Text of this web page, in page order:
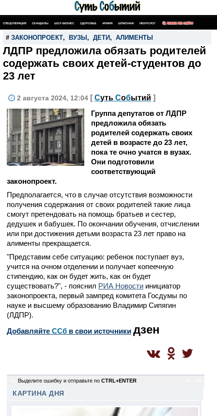
СПЕЦОПЕРАЦИЯ СКАНДАЛЫ ШОУ-БИЗНЕС ЗДОРОВЬЕ АРМИЯ ШПИОНАЖ НЕКРОЛОГ ПОИСК ПО САЙТУ
# ЗАКОНОПРОЕКТ, ВУЗЫ , ДЕТИ , АЛИМЕНТЫ
ЛДПР предложила обязать родителей
содержать своих детей-студентов до
23 лет
2 августа 2024, 12:04 [ Суть Событий ]
Группа депутатов от ЛДПР
предложила обязать
родителей содержать своих
детей в возрасте до 23 лет,
пока те очно учатся в вузах.
Они подготовили
соответствующий
законопроект.
Предполагается, что в случае отсутствия возможности
получения содержания от своих родителей такие лица
смогут претендовать на помощь братьев и сестер,
дедушек и бабушек. По окончании обучения, отчислении
или при достижения детьми возраста 23 лет право на
алименты прекращается.
"Представим себе ситуацию: ребенок поступает вуз,
учится на очном отделении и получает копеечную
стипендию, как он будет жить, как он будет
существовать?", - пояснил РИА Новости инициатор
законопроекта, первый зампред комитета Госдумы по
науке и высшему образованию Владимир Сипягин
(ЛДПР).
Добавляйте CСб в свои источники дзен
Выделите ошибку и отправьте по CTRL+ENTER
КАРТИНА ДНЯ